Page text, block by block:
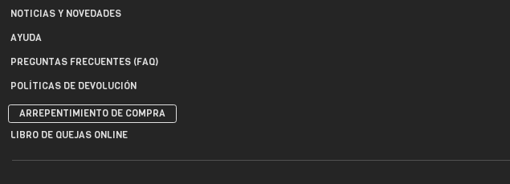
NOTICIAS Y NOVEDADES
AYUDA
PREGUNTAS FRECUENTES (FAQ)
POLÍTICAS DE DEVOLUCIÓN
ARREPENTIMIENTO DE COMPRA
LIBRO DE QUEJAS ONLINE